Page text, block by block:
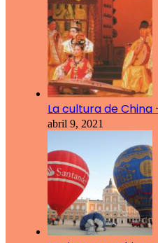
La cultura de China
abril 9, 2021